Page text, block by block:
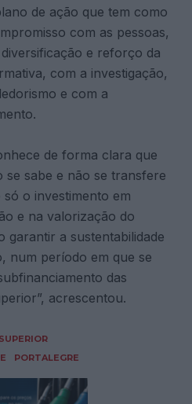
de ação que tem como
com as pessoas,
e reforço da
com a investigação,
e com a
de forma clara que
se sabe e não se transfere
o investimento em
e na valorização do
garantir a sustentabilidade
num período em que se
das
acrescentou.
PORTALEGRE